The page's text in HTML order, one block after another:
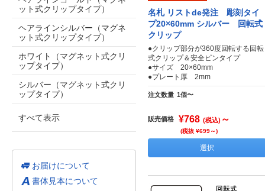
名札 リストde発注 彫刻タイ
プ20×60mm シルバー 回転式
クリップ
●クリップ部分が360度回転する回転
式クリップ＆安全ピンタイプ
●サイズ 20×60mm
●プレート厚 2mm
注文数量 1個〜
販売価格 ¥768 (税込) ～
(税抜 ¥699～)
選択
ット式クリップタイプ）
ヘアラインシルバー（マグネ
ット式クリップタイプ）
ホワイト（マグネット式クリ
ップタイプ）
シルバー（マグネット式クリ
ップタイプ）
すべて表示
お届けについて
書体見本について